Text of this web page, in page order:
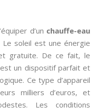
d’un chauffe-eau
Le soleil est une énergie
gratuite. De ce fait, le
un dispositif parfait et
Ce type d’appareil
milliers d’euros, et
Les conditions